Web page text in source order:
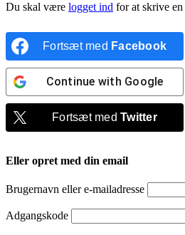
Du skal være logget ind for at skrive en
Fortsæt med Facebook
Continue with Google
Fortsæt medTwitter
Eller opret med din email
Brugernavn eller e-mailadresse
Adgangskode